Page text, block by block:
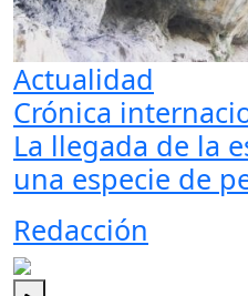
Actualidad
Crónica
La llegada de la
una especie de
Redacción